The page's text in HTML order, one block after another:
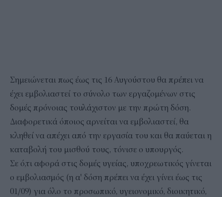
Σημειώνεται πως έως τις 16 Αυγούστου θα πρέπει να
έχει εμβολιαστεί το σύνολο των εργαζομένων στις
δομές πρόνοιας τουλάχιστον με την πρώτη δόση.
Διαφορετικά όποιος αρνείται να εμβολιαστεί, θα
κληθεί να απέχει από την εργασία του και θα παύεται η
καταβολή του μισθού τους, τόνισε ο υπουργός.
Σε ό,τι αφορά στις δομές υγείας, υποχρεωτικός γίνεται
ο εμβολιασμός (η α' δόση πρέπει να έχει γίνει έως τις
01/09) για όλο το προσωπικό, υγειονομικό, διοικητικό,